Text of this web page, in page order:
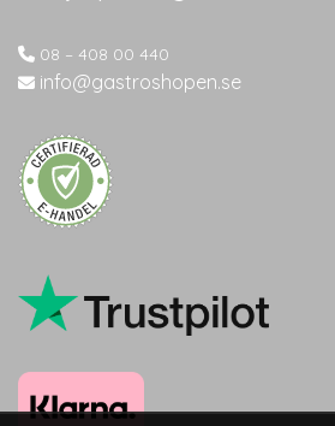
08 – 408 00 440
info@gastroshopen.se